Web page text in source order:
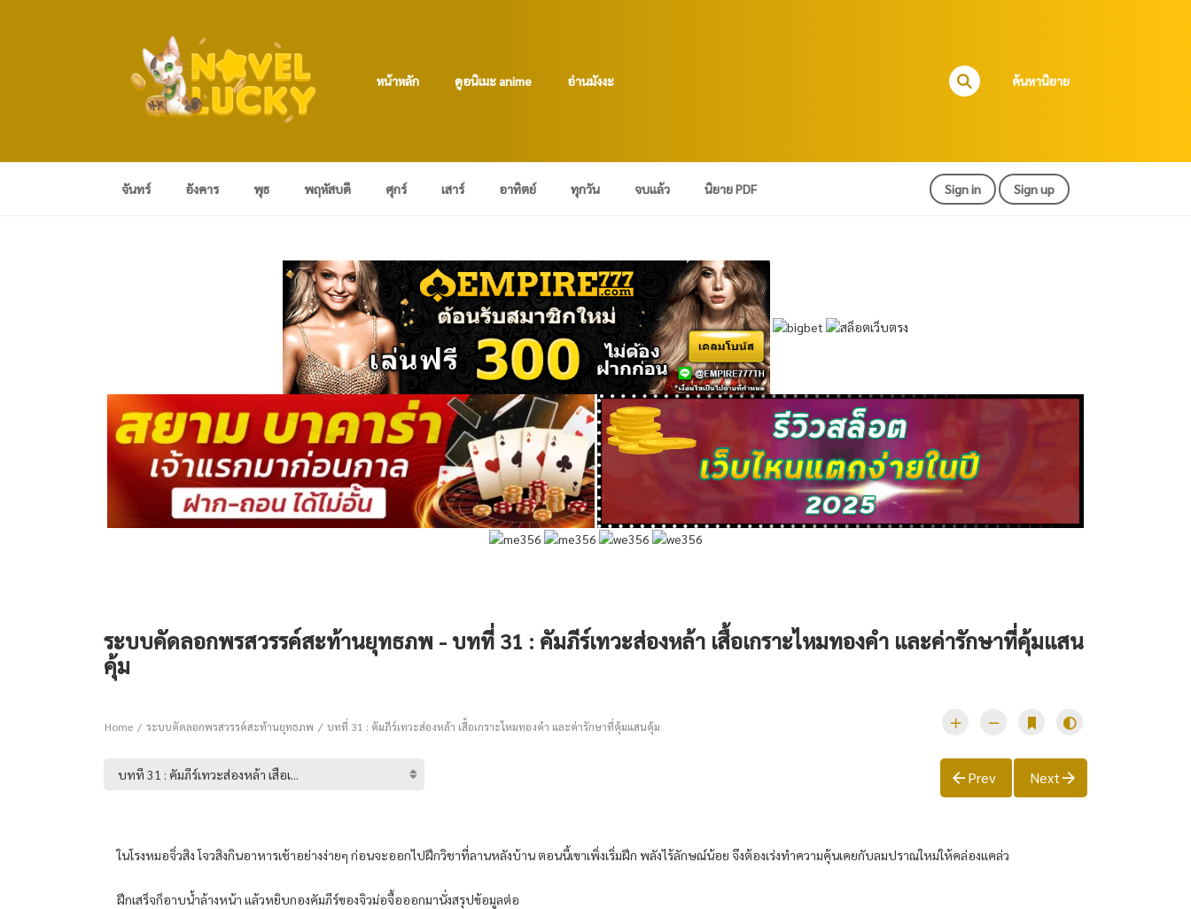
หน้าหลัก ดูอนิเมะ anime อ่านมังงะ ค้นหานิยาย
จันทร์ อังคาร พุธ พฤหัสบดี ศุกร์ เสาร์ อาทิตย์ ทุกวัน จบแล้ว นิยาย PDF Sign in Sign up
ระบบคัดลอกพรสวรรค์สะท้านยุทธภพ - บทที่ 31 : คัมภีร์เทวะส่องหล้า เสื้อเกราะไหมทองคำ และค่ารักษาที่คุ้มแสน
คุ้ม
Home ระบบคัดลอกพรสวรรค์สะท้านยุทธภพ บทที่ 31 : คัมภีร์เทวะส่องหล้า เสื้อเกราะไหมทองคำ และค่ารักษาที่คุ้มแสนคุ้ม
Prev Next
ใน​โรง​หมอ​จิ่ว​สิง โจว​สิงกิน​อาหารเช้า​อย่าง​ง่ายๆ​ ก่อน​จะออก​ไปฝึก​วิชา​ที่​ลาน​หลังบ้าน​ ตอนนี้​เขา​เพิ่ง​เริ่ม​ฝึก​ พลัง​ไร้​ลักษณ์​น้อย​ จึงต้อง​เร่ง​ทำ​ความคุ้นเคย​กับ​ลมปราณ​ใหม่​ให้​คล่องแคล่ว​
ฝึก​เสร็จ​ก็​อาบน้ำ​ล้างหน้า​ แล้ว​หยิบ​กอง​คัมภีร์​ของ​จิว​ม่อจื้อ​ออกมา​นั่ง​สรุป​ข้อมูล​ต่อ​